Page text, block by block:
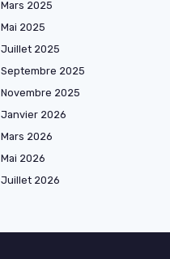
Mars 2025
Mai 2025
Juillet 2025
Septembre 2025
Novembre 2025
Janvier 2026
Mars 2026
Mai 2026
Juillet 2026